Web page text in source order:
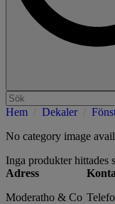
Hem Dekaler
No category image
Inga produkter hittades
Adress
Moderatho & Co